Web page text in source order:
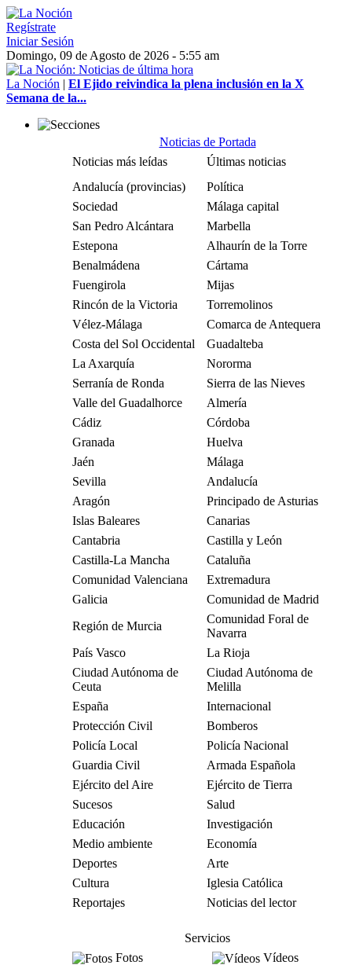
Regístrate
Iniciar Sesión
Domingo, 09 de Agosto de 2026 - 5:55 am
La Noción | El Ejido reivindica la plena inclusión en la X
Semana de la...
Noticias de Portada
Noticias más leídas
Últimas noticias
Andalucía (provincias)
Política
Sociedad
Málaga capital
San Pedro Alcántara
Marbella
Estepona
Alhaurín de la Torre
Benalmádena
Cártama
Fuengirola
Mijas
Rincón de la Victoria
Torremolinos
Vélez-Málaga
Comarca de Antequera
Costa del Sol Occidental
Guadalteba
La Axarquía
Nororma
Serranía de Ronda
Sierra de las Nieves
Valle del Guadalhorce
Almería
Cádiz
Córdoba
Granada
Huelva
Jaén
Málaga
Sevilla
Andalucía
Aragón
Principado de Asturias
Islas Baleares
Canarias
Cantabria
Castilla y León
Castilla-La Mancha
Cataluña
Comunidad Valenciana
Extremadura
Galicia
Comunidad de Madrid
Región de Murcia
Comunidad Foral de
Navarra
País Vasco
La Rioja
Ciudad Autónoma de
Ceuta
Ciudad Autónoma de
Melilla
España
Internacional
Protección Civil
Bomberos
Policía Local
Policía Nacional
Guardia Civil
Armada Española
Ejército del Aire
Ejército de Tierra
Sucesos
Salud
Educación
Investigación
Medio ambiente
Economía
Deportes
Arte
Cultura
Iglesia Católica
Reportajes
Noticias del lector
Servicios
Fotos
Vídeos